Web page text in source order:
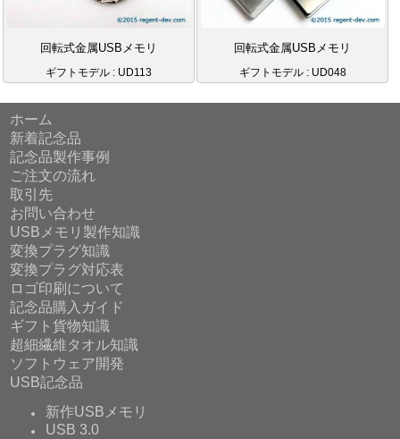
回転式金属USBメモリ
ギフトモデル : UD113
回転式金属USBメモリ
ギフトモデル : UD048
ホーム
新着記念品
記念品製作事例
ご注文の流れ
取引先
お問い合わせ
USBメモリ製作知識
変換プラグ知識
変換プラグ対応表
ロゴ印刷について
記念品購入ガイド
ギフト貨物知識
超細繊維タオル知識
ソフトウェア開発
USB記念品
新作USBメモリ
USB 3.0